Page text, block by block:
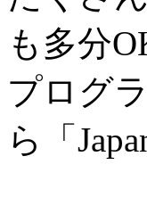
も多分
プログ
ら「